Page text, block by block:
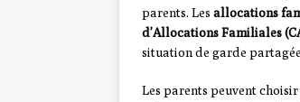
parents. Les allocations
d’Allocations Familiales
situation de garde
Les parents peuvent